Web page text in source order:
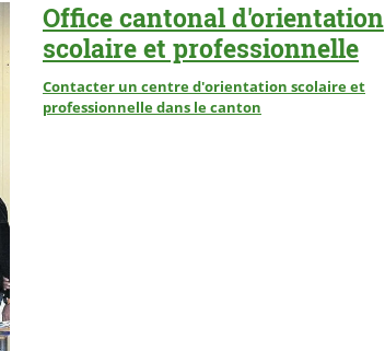
Office cantonal d'orientation
scolaire et professionnelle
Contacter un centre d'orientation scolaire et
professionnelle dans le canton